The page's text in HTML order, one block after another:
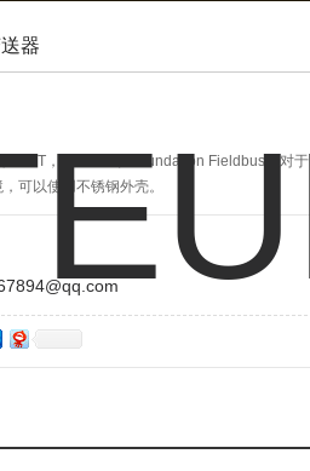
器
HART，Profibus和Foundation Fieldbus。对于
可以使用不锈钢外壳。